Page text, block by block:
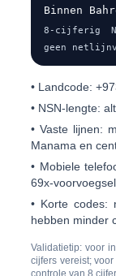
Binnen
8-cijferig
geen
• Landcode:
• NSN-lengte:
•Vaste lijnen:
Manama en
• Mobiele
69x-
• Korte codes:
hebben minder
Validatietip: voor
cijfers vereist;
controle van 8